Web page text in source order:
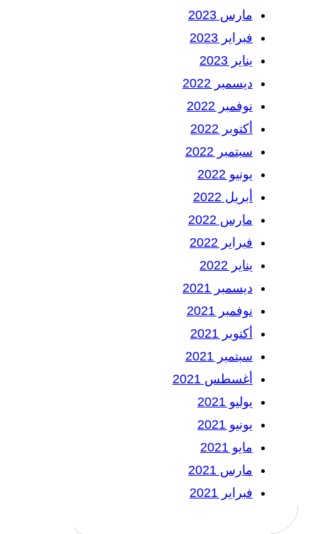
مارس 2023
فبراير 2023
يناير 2023
ديسمبر 2022
نوفمبر 2022
أكتوبر 2022
سبتمبر 2022
يونيو 2022
أبريل 2022
مارس 2022
فبراير 2022
يناير 2022
ديسمبر 2021
نوفمبر 2021
أكتوبر 2021
سبتمبر 2021
أغسطس 2021
يوليو 2021
يونيو 2021
مايو 2021
مارس 2021
فبراير 2021